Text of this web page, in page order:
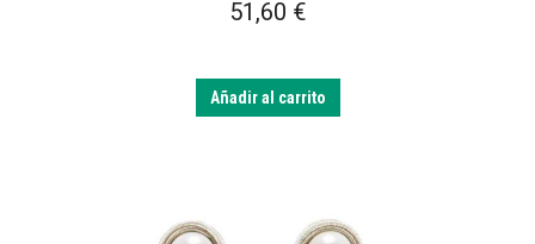
51,60 €
Añadir al carrito